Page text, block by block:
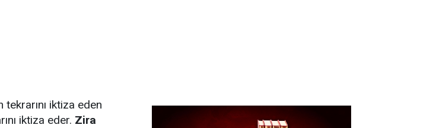
tekrarını iktiza eden
iktiza eder. Zira